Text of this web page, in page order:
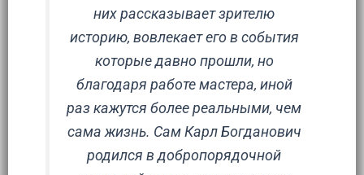
них рассказывает зрителю
историю, вовлекает его в события
которые давно прошли, но
благодаря работе мастера, иной
раз кажутся более реальными, чем
сама жизнь. Сам Карл Богданович
родился в добропорядочной